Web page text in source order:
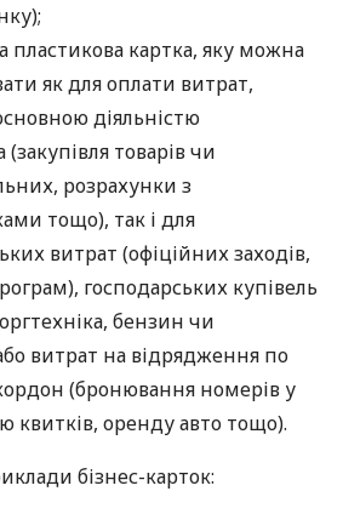
пластикова картка, яку можна
як для оплати витрат,
діяльністю
товарів чи
розрахунки з
тощо), так і для
витрат (офіційних заходів,
господарських купівель
бензин чи
витрат на відрядження по
(бронювання номерів у
квитків, оренду авто тощо).
бізнес-карток: